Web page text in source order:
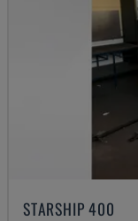
STARSHIP 400